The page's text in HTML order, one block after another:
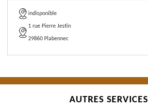
indisponible
1 rue Pierre Jestin
29860 Plabennec
AUTRES SERVICES